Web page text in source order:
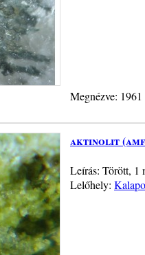
Megnézve:
aktinolit
Leírás: Törött, 1
Lelőhely: